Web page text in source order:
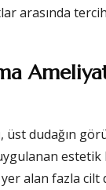
arasında
üst dudağın
yer alan fazla